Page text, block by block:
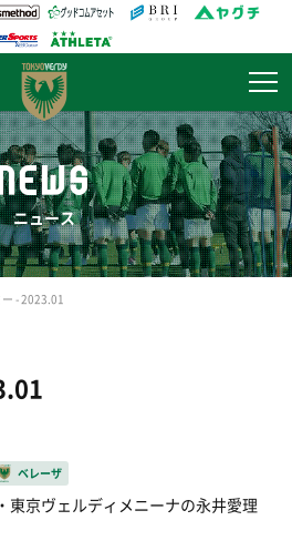
ニュース
- 2023.01
ベレーザ
東京ヴェルディメニーナの永井愛理